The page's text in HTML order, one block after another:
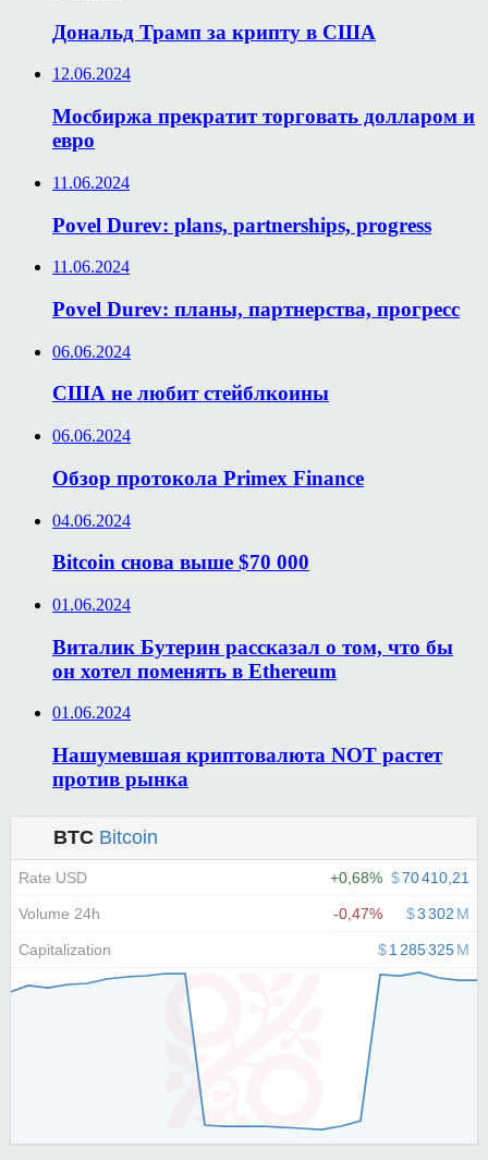
Дональд Трамп за крипту в США
12.06.2024
Мосбиржа прекратит торговать долларом и
евро
11.06.2024
Povel Durev: plans, partnerships, progress
11.06.2024
Povel Durev: планы, партнерства, прогресс
06.06.2024
США не любит стейблкоины
06.06.2024
Обзор протокола Primex Finance
04.06.2024
Bitcoin снова выше $70 000
01.06.2024
Виталик Бутерин рассказал о том, что бы
он хотел поменять в Ethereum
01.06.2024
Нашумевшая криптовалюта NOT растет
против рынка